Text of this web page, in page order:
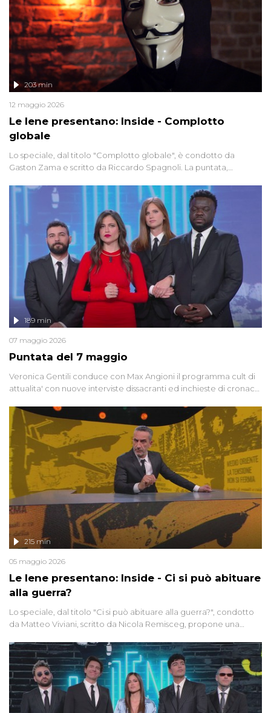
Le Iene presentano: Inside - Complotto
globale
203 min
12 maggio 2026
Lo speciale, dal titolo "Complotto globale", è condotto da
Gaston Zama e scritto da Riccardo Spagnoli. La puntata,
racconta l'universo delle narrazioni alternative, dei sospetti
globali e del complottismo che negli ultimi anni hanno invaso
social network, talk show, piazze digitali e immaginario collettivo.
Puntata del 7 maggio
189 min
07 maggio 2026
Veronica Gentili conduce con Max Angioni il programma cult di
attualita' con nuove interviste dissacranti ed inchieste di cronaca
Le Iene presentano: Inside - Ci si può abituare
alla guerra?
215 min
05 maggio 2026
Lo speciale, dal titolo "Ci si può abituare alla guerra?", condotto
da Matteo Viviani, scritto da Nicola Remisceg, propone una
di settore - su quanto la guerra sia diventata una realtà pervasiva.
Anche se l'Italia non è direttamente coinvolta in conflitti armati, il
contesto globale rende impossibile considerarla un fenomeno
lontano.